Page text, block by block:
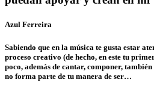
Azul Ferreira
Sabiendo que en la música te gusta estar
proceso creativo (de hecho, en este tu
poco, además de cantar, componer,
no forma parte de tu manera de ser…